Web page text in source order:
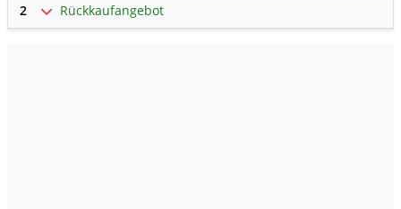
2 Rückkaufangebot